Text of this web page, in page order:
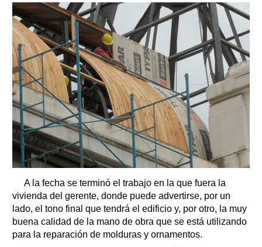
A la fecha se terminó el trabajo en la que fuera la
vivienda del gerente, donde puede advertirse, por un
lado, el tono final que tendrá el edificio y, por otro, la muy
buena calidad de la mano de obra que se está utilizando
para la reparación de molduras y ornamentos.